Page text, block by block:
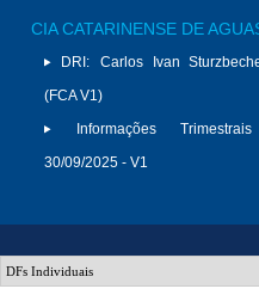
CIA CATARINENSE DE
DRI:
Carlos Ivan
(FCA V1)
Informações
30/09/2025 - V1